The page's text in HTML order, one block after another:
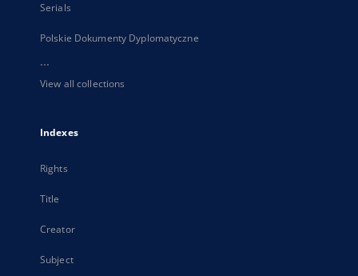
Serials
Polskie Dokumenty Dyplomatyczne
...
View all collections
Indexes
Rights
Title
Creator
Subject